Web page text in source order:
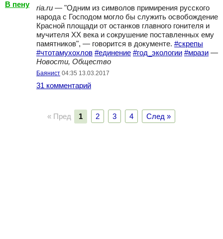
В пену
ria.ru — "Одним из символов примирения русского
народа с Господом могло бы служить освобождение
Красной площади от останков главного гонителя и
мучителя XX века и сокрушение поставленных ему
памятников", — говорится в документе. #скрепы
#чтотамухохлов #единение #год_экологии #мрази —
Новости, Общество
Баянист 04:35 13.03.2017
31 комментарий
« Пред 1 2 3 4 След »